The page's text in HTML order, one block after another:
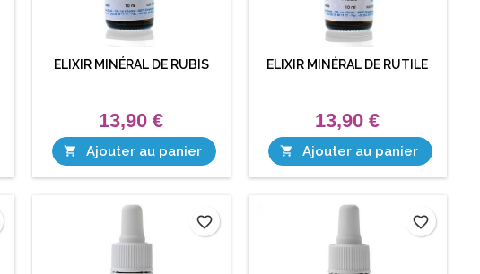
ELIXIR MINÉRAL DE RUBIS
13,90 €
 Ajouter au panier
ELIXIR MINÉRAL DE RUTILE
13,90 €
 Ajouter au panier
favorite_border favorite_border